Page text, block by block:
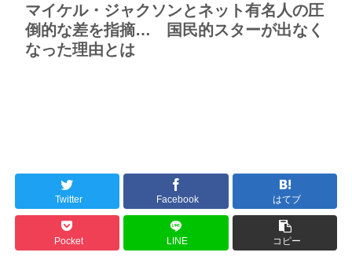
8/4のニュース
日本旅行キャンセルすべきか…1万年ぶり史上最大級の火山の兆し＝韓国の反応
更新中止のお知らせ
Powered by livedoor 相互RSS
マイケル・ジャクソンとネット有名人の圧
倒的な差を指摘… 国民的スターが出なく
なった理由とは
Twitter Facebook はてブ
Pocket LINE コピー